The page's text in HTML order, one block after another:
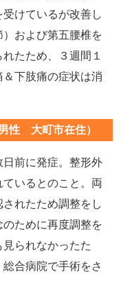
けているが改善し
および第五腰椎を
たため、３週間１
下肢痛の症状は消
性 大町市在住）
前に発症。整形外
いるとのこと。両
れたため調整をし
ために再度調整を
られなかったた
合病院で手術をさ